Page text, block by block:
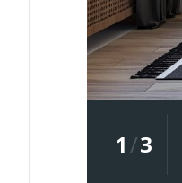
1/3